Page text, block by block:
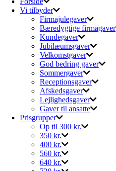
Vi tilbyder
Firmajulegaver
Bæredygtige firmagaver
Kundegaver
Jubilæumsgaver
Velkomstgaver
God bedring gaver
Sommergaver
Receptionsgaver
Afskedsgaver
Lejlighedsgaver
Gaver til ansatte
Prisgrupper
Op til 300 kr.
350 kr.
400 kr.
560 kr.
640 kr.